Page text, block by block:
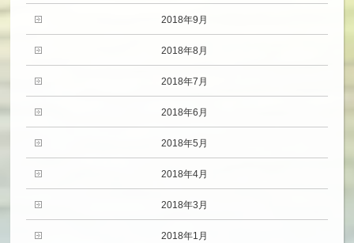
2018年9月
2018年8月
2018年7月
2018年6月
2018年5月
2018年4月
2018年3月
2018年1月